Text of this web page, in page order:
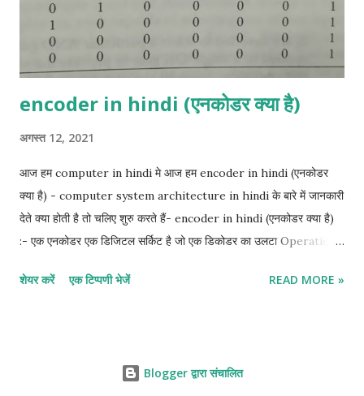
encoder in hindi (एनकोडर क्या है)
अगस्त 12, 2021
आज हम computer in hindi मे आज हम encoder in hindi (एनकोडर
क्या है) - computer system architecture in hindi के बारे में जानकारी
देते क्या होती है तो चलिए शुरु करते हैं- encoder in hindi (एनकोडर क्या है)
:- एक एनकोडर एक डिजिटल सर्किट है जो एक डिकोडर का उलटा Operation
होती हैं। आउटपुट लाइनें इनपुट मान के अनुरूप बाइनरी कोड उत्पन्न करती हैं।
1 है; अन्यथा, सर्किट कोई मतलब नहीं है। एनकोडर को या गेट्स के साथ
शेयर करें एक टिप्पणी भेजें READ MORE »
Blogger द्वारा संचालित